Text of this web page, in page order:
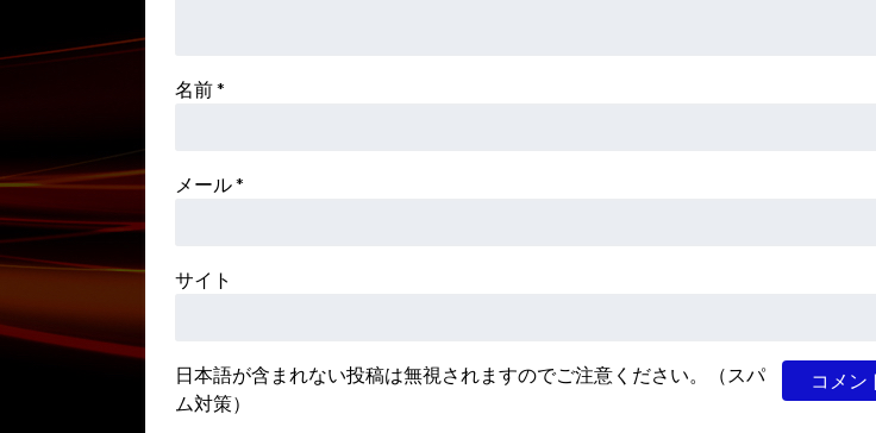
名前*
メール*
サイト
日本語が含まれない投稿は無視されますのでご注意ください。（スパ
ム対策）